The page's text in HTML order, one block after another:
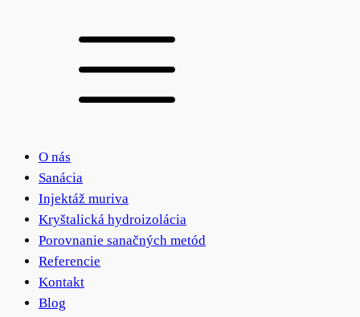
O nás
Sanácia
Injektáž muriva
Kryštalická hydroizolácia
Porovnanie sanačných metód
Referencie
Kontakt
Blog